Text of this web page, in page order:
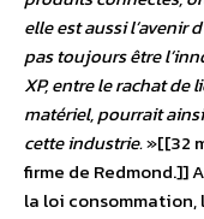
elle est aussi l’avenir
pas toujours être
XP, entre le rachat de
matériel, pourrait
cette industrie.»[[32
firme de Redmond.]]
la loi consommation,